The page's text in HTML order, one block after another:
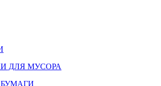
ДЛЯ МУСОРА